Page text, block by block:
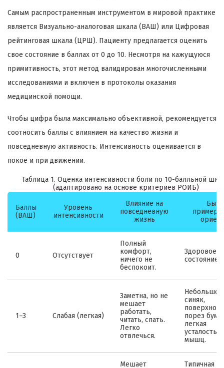
Самым распространенным инструментом в мировой практике
является Визуально-аналоговая шкала (ВАШ) или Цифровая
рейтинговая шкала (ЦРШ). Пациенту предлагается оценить
свое состояние в баллах от 0 до 10. Несмотря на кажущуюся
примитивность, этот метод валидирован многочисленными
исследованиями и включен в протоколы оказания
медицинской помощи.
Чтобы цифра была максимально объективной, рекомендуется
соотносить баллы с влиянием на качество жизни и
повседневную активность. Интенсивность оценивается в
покое и при движении.
Таблица 1. Оценка интенсивности боли по 10-балльной
(адаптировано на основе критериев РОИБ)
Баллы
(ВАШ)
Уровень
интенсивности
Влияние на
повседневную
жизнь
примеры
0 Отсутствует
Полный
комфорт,
ничего не
беспокоит.
Здоровое
состояние.
1–3 Слабая (легкая)
Заметна, но не
мешает
работать,
читать, спать.
Легко
отвлечься.
Небольшой
синяк,
порез
легкая
усталость
мышц.
Мешает
Типичная